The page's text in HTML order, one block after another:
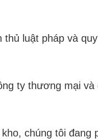
thủ luật pháp và
ty thương mại và
chúng tôi đang